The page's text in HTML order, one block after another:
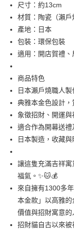
國泰世華商業銀行
臺灣中小企業銀行
匯豐（台灣）商業銀行
聯邦商業銀行
元大商業銀行
玉山商業銀行
台灣樂天信用卡公司
Apple Pay
街口支付
Google Pay
運送方式
全家取貨付款
每筆NT$65，滿
每筆NT$65，滿
7-11取貨付款
每筆NT$65，滿
付款後7-11取貨
尺寸：約13cm
材質：陶瓷（瀨戶
產地：日本
包裝：環保包裝
適用：開店賀禮
商品特色
日本瀨戶燒職人製
典雅本金色設計，
象徵招財、開運與
適合作為開幕送
日本製造，收藏與
讓這隻充滿吉祥
福氣。✨🐱💰
來自擁有1300多
本金款」以高雅
價值與招財寓意的
招財貓自古以來被